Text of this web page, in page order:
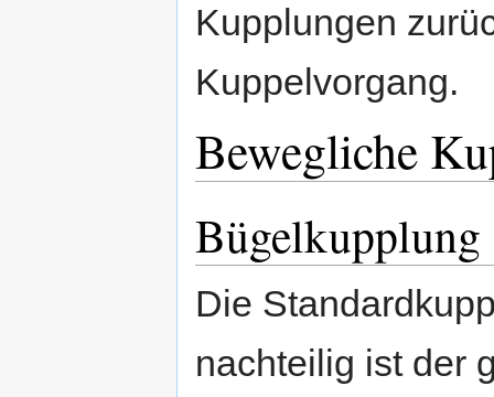
Kupplungen
Kuppelvorgang.
Bewegliche
Bügelkupplung
Die
nachteilig ist der